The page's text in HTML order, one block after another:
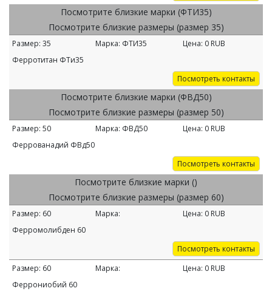
Посмотрите близкие марки (ФТИ35)
Посмотрите близкие размеры (размер 35)
Размер: 35 Марка: ФТИ35 Цена: 0 RUB
Ферротитан ФТи35
Посмотреть контакты
Посмотрите близкие марки (ФВД50)
Посмотрите близкие размеры (размер 50)
Размер: 50 Марка: ФВД50 Цена: 0 RUB
Феррованадий ФВд50
Посмотреть контакты
Посмотрите близкие марки ()
Посмотрите близкие размеры (размер 60)
Размер: 60 Марка: Цена: 0 RUB
Ферромолибден 60
Посмотреть контакты
Размер: 60 Марка: Цена: 0 RUB
Феррониобий 60